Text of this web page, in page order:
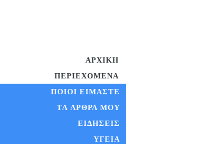
ΑΡΧΙΚΉ
ΠΕΡΙΕΧΌΜΕΝΑ
ΠΟΙΟΊ ΕΊΜΑΣΤΕ
ΤΑ ΆΡΘΡΑ ΜΟΥ
ΕΙΔΉΣΕΙΣ
ΥΓΕΊΑ